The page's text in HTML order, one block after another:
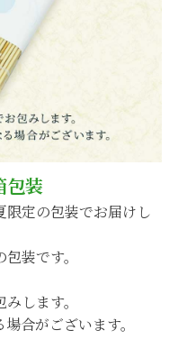
包装
定の包装でお届けし
装です。
します。
合がございます。